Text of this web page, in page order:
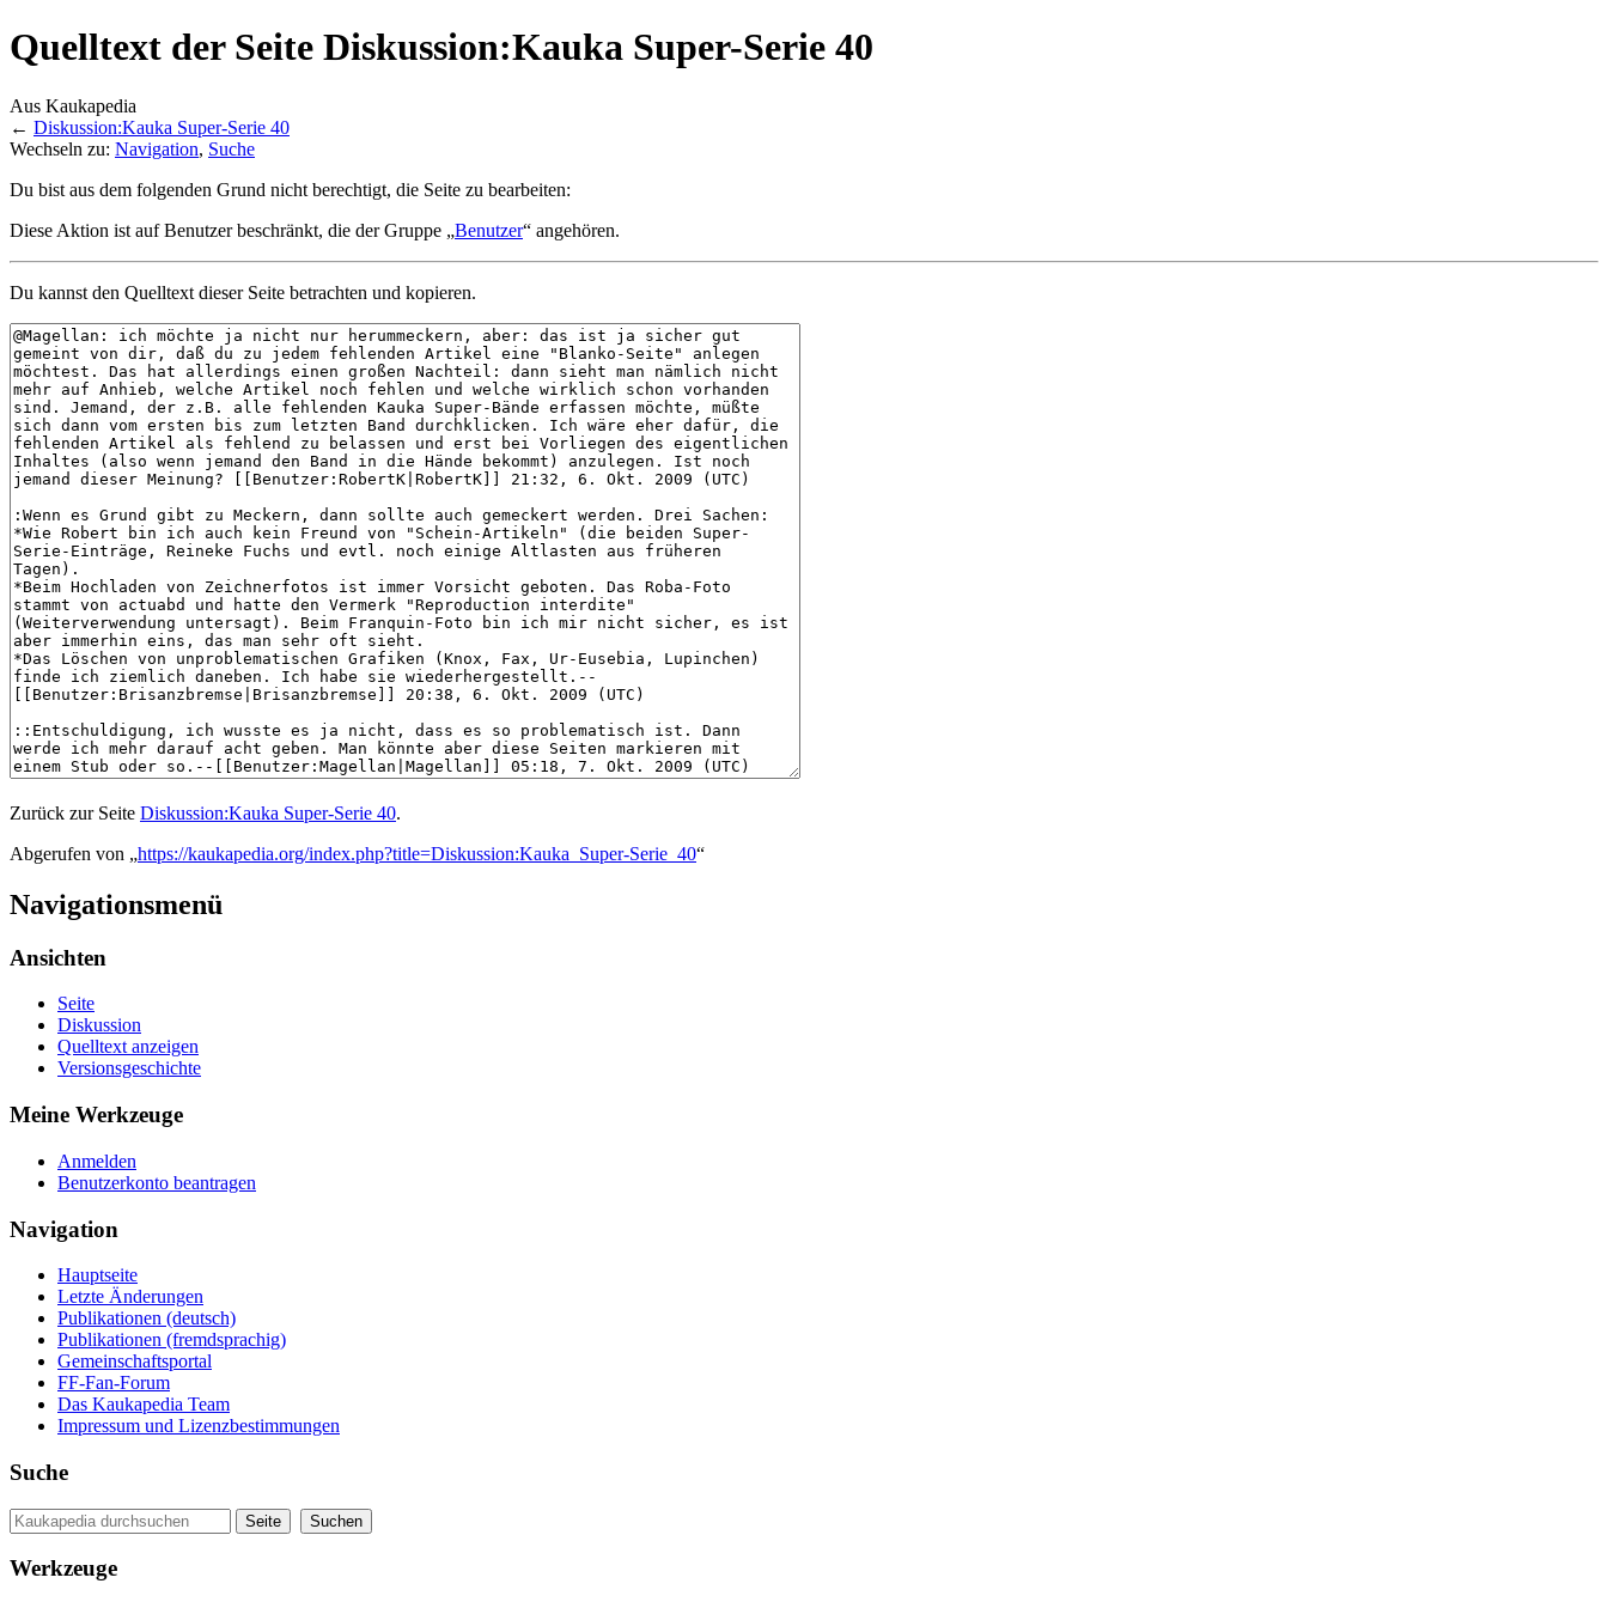
Quelltext der Seite Diskussion:Kauka Super-Serie 40
Aus Kaukapedia
← Diskussion:Kauka Super-Serie 40
Wechseln zu: Navigation, Suche
Du bist aus dem folgenden Grund nicht berechtigt, die Seite zu bearbeiten:
Diese Aktion ist auf Benutzer beschränkt, die der Gruppe „Benutzer“ angehören.
Du kannst den Quelltext dieser Seite betrachten und kopieren.
Zurück zur Seite Diskussion:Kauka Super-Serie 40.
Abgerufen von „https://kaukapedia.org/index.php?title=Diskussion:Kauka_Super-Serie_40“
Navigationsmenü
Ansichten
Seite
Diskussion
Quelltext anzeigen
Versionsgeschichte
Meine Werkzeuge
Anmelden
Benutzerkonto beantragen
Navigation
Hauptseite
Letzte Änderungen
Publikationen (deutsch)
Publikationen (fremdsprachig)
Gemeinschaftsportal
FF-Fan-Forum
Das Kaukapedia Team
Impressum und Lizenzbestimmungen
Suche
Werkzeuge